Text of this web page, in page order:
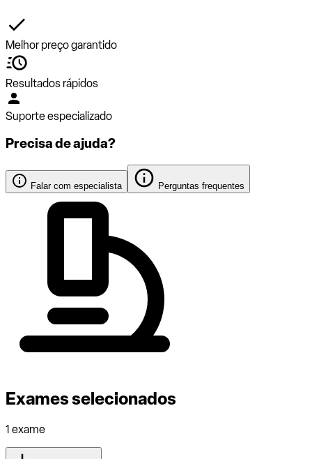
Melhor preço garantido
Resultados rápidos
Suporte especializado
Precisa de ajuda?
Falar com especialista Perguntas frequentes
Exames selecionados
1 exame